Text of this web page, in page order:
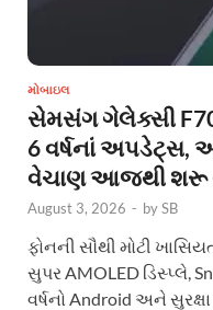
મોબાઇલ
સેમસંગ ગેલેક્સી F70
6 વર્ષનાં અપડેટ્સ,
વેચાણ આજથી શરૂ
August 3, 2026 - bySB
ફોનની સૌથી મોટી
સુપર AMOLED ડિસ્પ્લે,
વર્ષનો Android અને